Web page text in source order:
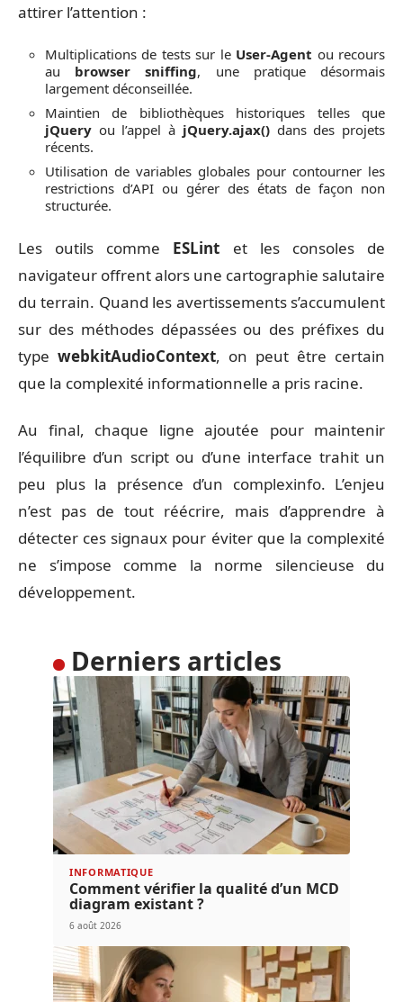
attirer l’attention :
Multiplications de tests sur le User-Agent ou recours
au browser sniffing, une pratique désormais
largement déconseillée.
Maintien de bibliothèques historiques telles que
jQuery ou l’appel à jQuery.ajax()dans des projets
récents.
Utilisation de variables globales pour contourner les
restrictions d’API ou gérer des états de façon non
structurée.
Les outils comme ESLint et les consoles de
navigateur offrent alors une cartographie salutaire
du terrain. Quand les avertissements s’accumulent
sur des méthodes dépassées ou des préfixes du
type webkitAudioContext, on peut être certain
que la complexité informationnelle a pris racine.
Au final, chaque ligne ajoutée pour maintenir
l’équilibre d’un script ou d’une interface trahit un
peu plus la présence d’un complexinfo. L’enjeu
n’est pas de tout réécrire, mais d’apprendre à
détecter ces signaux pour éviter que la complexité
ne s’impose comme la norme silencieuse du
développement.
Derniers articles
INFORMATIQUE
Comment vérifier la qualité d’un MCD
diagram existant ?
6 août 2026